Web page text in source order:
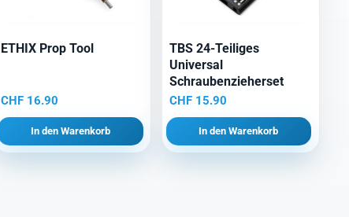
ETHIX Prop Tool
CHF 16.90
In den Warenkorb
TBS 24-Teiliges
Universal
Schraubenzieherset
CHF15.90
In den Warenkorb